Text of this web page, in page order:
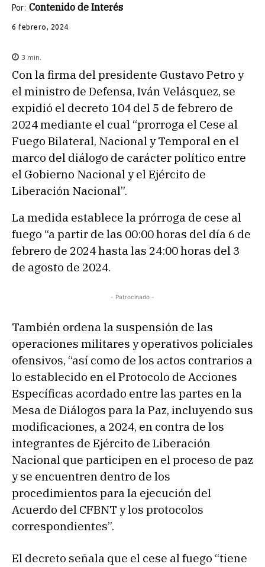
Por: Contenido de Interés
6 febrero, 2024
3 min.
Con la firma del presidente Gustavo Petro y
el ministro de Defensa, Iván Velásquez, se
expidió el decreto 104 del 5 de febrero de
2024 mediante el cual “prorroga el Cese al
Fuego Bilateral, Nacional y Temporal en el
marco del diálogo de carácter político entre
el Gobierno Nacional y el Ejército de
Liberación Nacional”.
La medida establece la prórroga de cese al
fuego “a partir de las 00:00 horas del día 6 de
febrero de 2024 hasta las 24:00 horas del 3
de agosto de 2024.
- Patrocinado -
También ordena la suspensión de las
operaciones militares y operativos policiales
ofensivos, “así como de los actos contrarios a
lo establecido en el Protocolo de Acciones
Específicas acordado entre las partes en la
Mesa de Diálogos para la Paz, incluyendo sus
modificaciones, a 2024, en contra de los
integrantes de Ejército de Liberación
Nacional que participen en el proceso de paz
y se encuentren dentro de los
procedimientos para la ejecución del
Acuerdo del CFBNT y los protocolos
correspondientes”.
El decreto señala que el cese al fuego “tiene